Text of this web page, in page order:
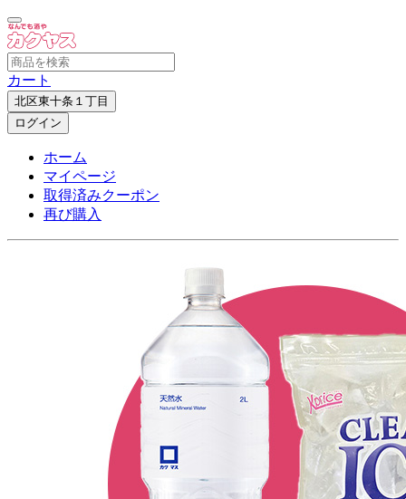
カート
北区東十条１丁目
ログイン
ホーム
マイページ
取得済みクーポン
再び購入